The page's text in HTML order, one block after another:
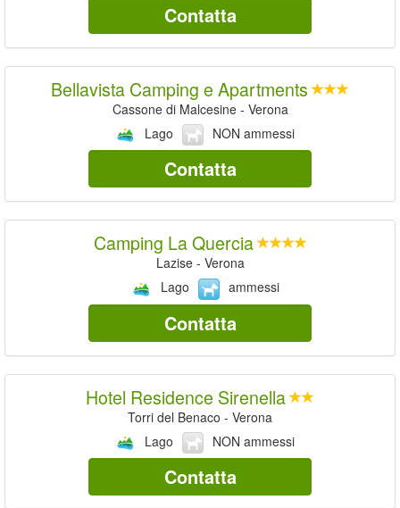
Contatta
Bellavista Camping e Apartments
Cassone di Malcesine - Verona
Lago
NON ammessi
Contatta
Camping La Quercia
Lazise - Verona
Lago
ammessi
Contatta
Hotel Residence Sirenella
Torri del Benaco - Verona
Lago
NON ammessi
Contatta